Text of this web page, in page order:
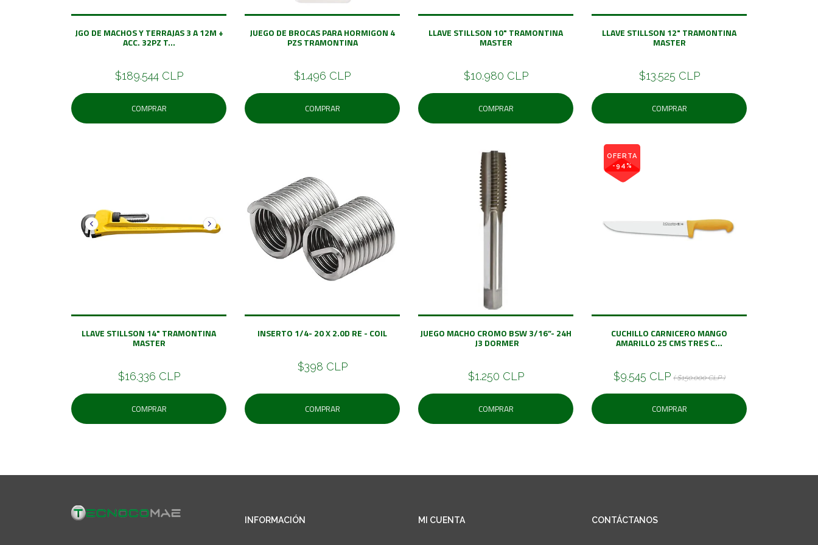
JGO DE MACHOS Y TERRAJAS 3 A 12M +
ACC. 32PZ T...
$189.544 CLP
COMPRAR
JUEGO DE BROCAS PARA HORMIGON 4
PZS TRAMONTINA
$1.496 CLP
COMPRAR
LLAVE STILLSON 10" TRAMONTINA
MASTER
$10.980 CLP
COMPRAR
LLAVE STILLSON 12" TRAMONTINA
MASTER
$13.525 CLP
COMPRAR
LLAVE STILLSON 14" TRAMONTINA
MASTER
$16.336 CLP
COMPRAR
INSERTO 1/4- 20 X 2.0D RE - COIL
$398 CLP
COMPRAR
JUEGO MACHO CROMO BSW 3/16”- 24H
J3 DORMER
$1.250 CLP
COMPRAR
OFERTA
-94%
CUCHILLO CARNICERO MANGO
AMARILLO 25 CMS TRES C...
$9.545 CLP ( $150.000 CLP )
COMPRAR
INFORMACIÓN MI CUENTA CONTÁCTANOS